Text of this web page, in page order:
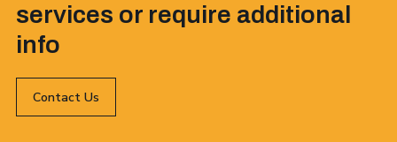
services or require additional
info
Contact Us